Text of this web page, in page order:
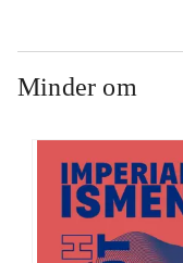
Minder om